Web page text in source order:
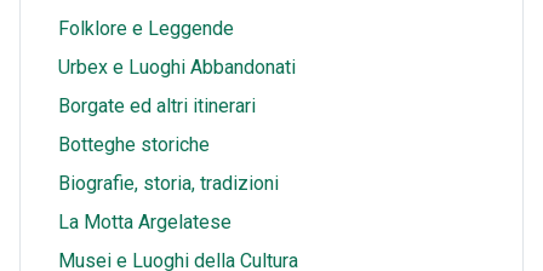
p
Folklore e Leggende
Urbex e Luoghi Abbandonati
Borgate ed altri itinerari
Botteghe storiche
Biografie, storia, tradizioni
La Motta Argelatese
Musei e Luoghi della Cultura